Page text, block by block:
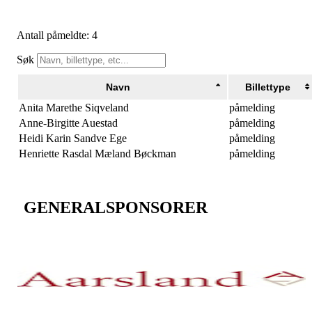
Antall påmeldte: 4
Søk
Navn Billettype
Anita Marethe Siqveland
påmelding
Anne-Birgitte Auestad
påmelding
Heidi Karin Sandve Ege
påmelding
Henriette Rasdal Mæland Bøckman
påmelding
GENERALSPONSORER